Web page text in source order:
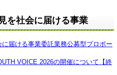
を社会に届ける事業
届ける事業委託業務公募型プロポー
VOICE 2026の開催について【終